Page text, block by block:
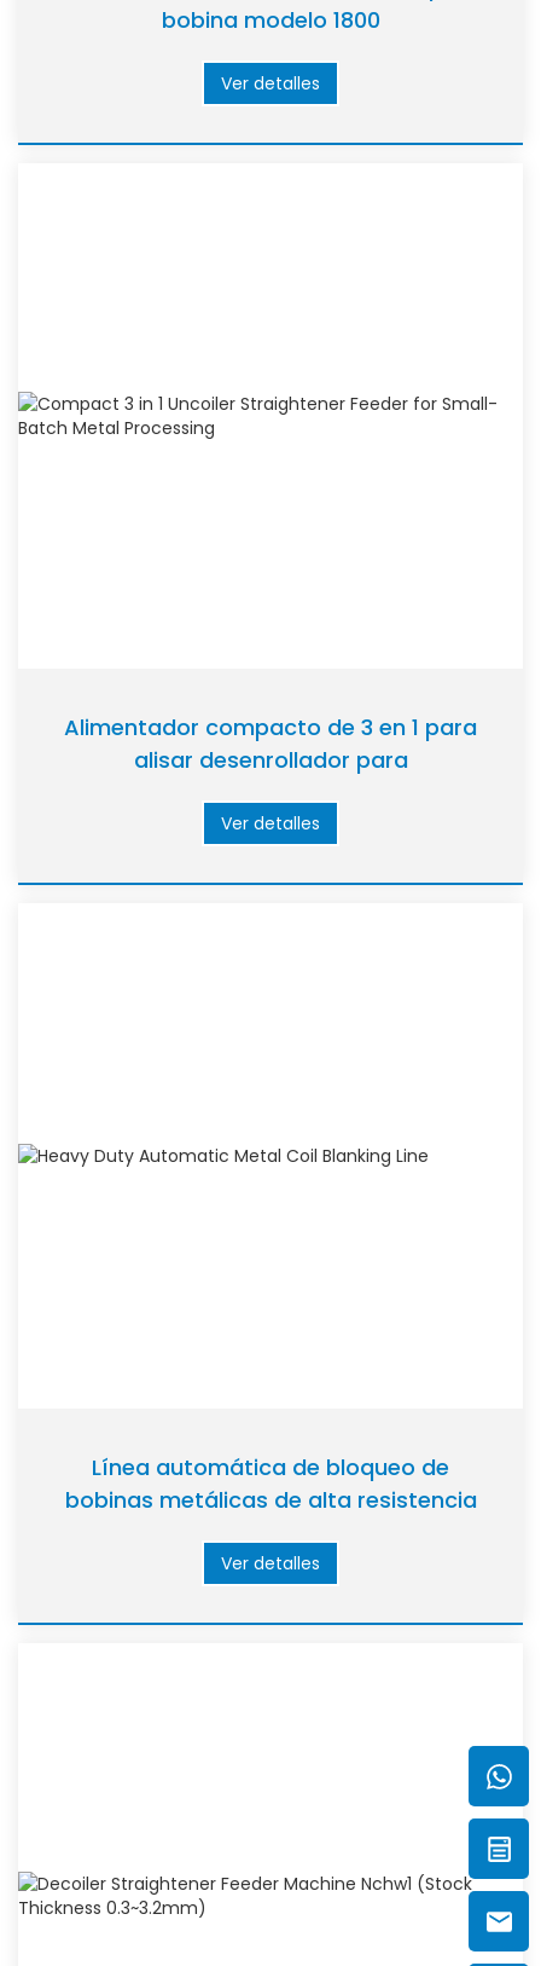
bobina modelo 1800
Ver detalles
Alimentador compacto de 3 en 1 para
alisar desenrollador para
lotes
Ver detalles
Línea automática de bloqueo de
bobinas metálicas de alta resistencia
Ver detalles